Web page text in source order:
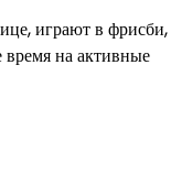
играют в фрисби,
время на активные